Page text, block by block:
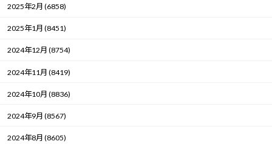
2025年2月 (6858)
2025年1月 (8451)
2024年12月 (8754)
2024年11月 (8419)
2024年10月 (8836)
2024年9月 (8567)
2024年8月 (8605)